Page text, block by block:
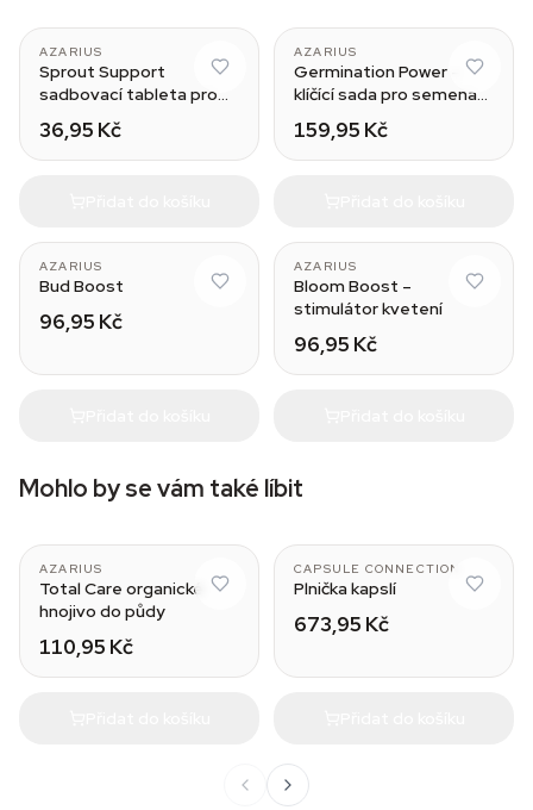
AZARIUS
Sprout Support
sadbovací tableta pro
36,95 Kč
AZARIUS
Germination Power –
klíčící sada pro semena
159,95 Kč
AZARIUS
Bud Boost
96,95 Kč
AZARIUS
Bloom Boost –
stimulátor kvetení
96,95 Kč
Mohlo by se vám také líbit
AZARIUS
Total Care organické
hnojivo do půdy
110,95 Kč
CAPSULE CONNECTION
Plnička kapslí
673,95 Kč